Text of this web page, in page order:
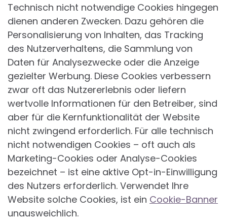
Technisch nicht notwendige Cookies hingegen
dienen anderen Zwecken. Dazu gehören die
Personalisierung von Inhalten, das Tracking
des Nutzerverhaltens, die Sammlung von
Daten für Analysezwecke oder die Anzeige
gezielter Werbung. Diese Cookies verbessern
zwar oft das Nutzererlebnis oder liefern
wertvolle Informationen für den Betreiber, sind
aber für die Kernfunktionalität der Website
nicht zwingend erforderlich. Für alle technisch
nicht notwendigen Cookies – oft auch als
Marketing-Cookies oder Analyse-Cookies
bezeichnet – ist eine aktive Opt-in-Einwilligung
des Nutzers erforderlich. Verwendet Ihre
Website solche Cookies, ist ein Cookie-Banner
unausweichlich.